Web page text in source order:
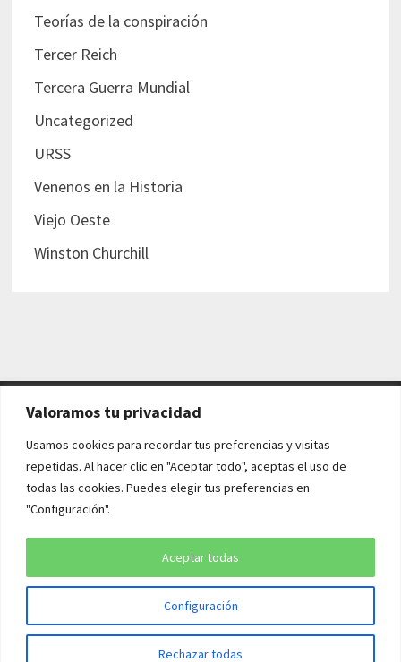
Valoramos tu privacidad
Usamos cookies para recordar tus preferencias y visitas
repetidas. Al hacer clic en "Aceptar todo", aceptas el uso de
todas las cookies. Puedes elegir tus preferencias en
"Configuración".
Configuración
Rechazar todas
Aceptar todas
Teorías de la conspiración
Tercer Reich
Tercera Guerra Mundial
Uncategorized
URSS
Venenos en la Historia
Viejo Oeste
Winston Churchill
AVISO LEGAL Y POLÍTICAS
Aviso legal
Política de cookies
Copyright © 2026¡QUÉ HISTORIA!. Funciona conWordPressy